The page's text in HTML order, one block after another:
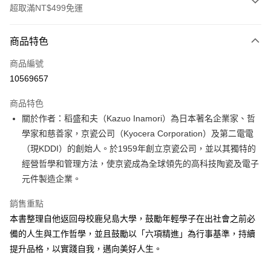
超取滿NT$499免運
信用卡一次付款
超商取貨付款
Apple Pay
街口支付
悠遊付
ATM付款
全家取貨付款
每筆NT$50，滿NT$499(含以上)免運費
商品特色
商品編號
10569657
商品特色
關於作者：稻盛和夫（Kazuo Inamori）為日本著名企業家、哲
學家和慈善家，京瓷公司（Kyocera Corporation）及第二電電
（現KDDI）的創始人。於1959年創立京瓷公司，並以其獨特的
經營哲學和管理方法，使京瓷成為全球領先的高科技陶瓷及電子
元件製造企業。
銷售重點
本書整理自他返回母校鹿兒島大學，鼓勵年輕學子在出社會之前必
備的人生與工作哲學，並且鼓勵以「六項精進」為行事基準，持續
提升品格，以實踐自我，邁向美好人生。